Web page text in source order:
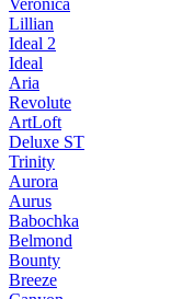
Veronica
Lillian
Ideal 2
Ideal
Aria
Revolute
ArtLoft
Deluxe ST
Trinity
Aurora
Aurus
Babochka
Belmond
Bounty
Breeze